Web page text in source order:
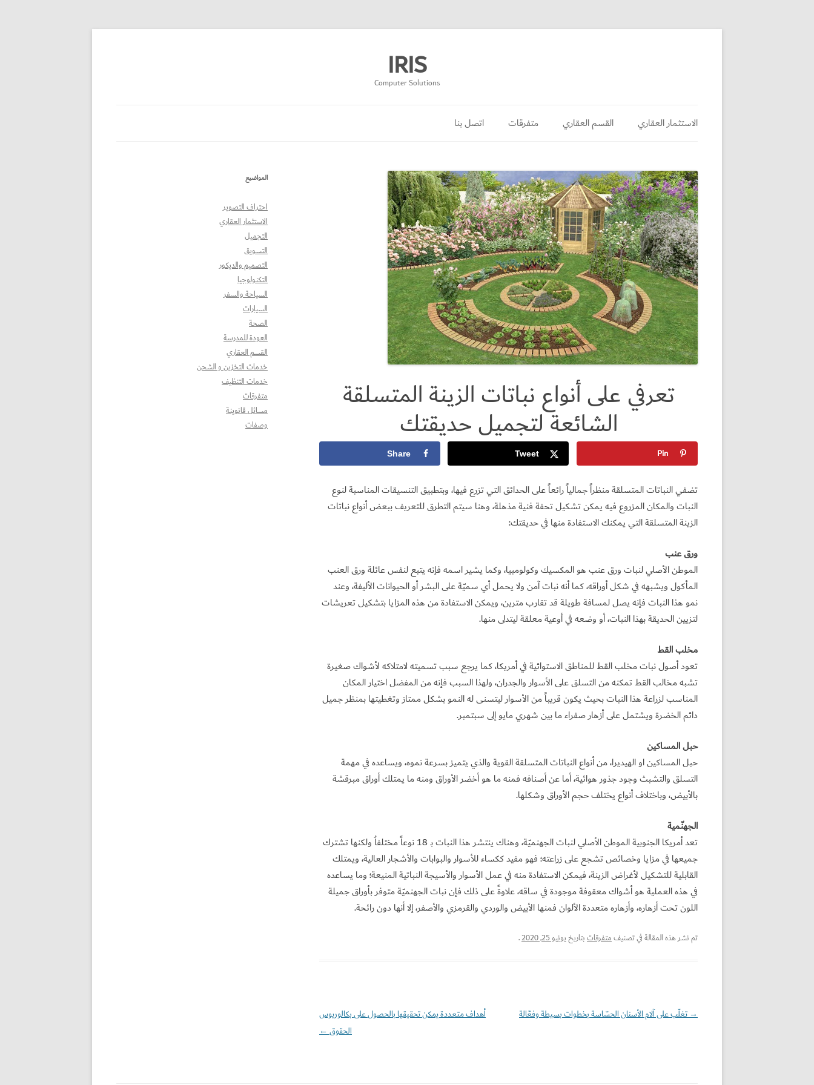
IRIS
Computer Solutions
الاستثمار العقاري القسم العقاري متفرقات اتصل بنا
تعرفي على أنواع نباتات الزينة المتسلقة
الشائعة لتجميل حديقتك
Share Tweet Pin
تضفي النباتات المتسلقة منظراً جمالياً رائعاً على الحدائق التي تزرع فيها، وبتطبيق التنسيقات المناسبة لنوع
النبات والمكان المزروع فيه يمكن تشكيل تحفة فنية مذهلة، وهنا سيتم التطرق للتعريف ببعض أنواع نباتات
الزينة المتسلقة التي يمكنك الاستفادة منها في حديقتك:
ورق عنب
الموطن الأصلي لنبات ورق عنب هو المكسيك وكولومبيا، وكما يشير اسمه فإنه يتبع لنفس عائلة ورق العنب
المأكول ويشبهه في شكل أوراقه، كما أنه نبات آمن ولا يحمل أي سميّة على البشر أو الحيوانات الأليفة، وعند
نمو هذا النبات فإنه يصل لمسافة طويلة قد تقارب مترين، ويمكن الاستفادة من هذه المزايا بتشكيل تعريشات
لتزيين الحديقة بهذا النبات، أو وضعه في أوعية معلقة ليتدلى منها.
مخلب القط
تعود أصول نبات مخلب القط للمناطق الاستوائية في أمريكا، كما يرجع سبب تسميته لامتلاكه لأشواك صغيرة
تشبه مخالب القط تمكنه من التسلق على الأسوار والجدران، ولهذا السبب فإنه من المفضل اختيار المكان
المناسب لزراعة هذا النبات بحيث يكون قريباً من الأسوار ليتسنى له النمو بشكل ممتاز وتغطيتها بمنظر جميل
دائم الخضرة ويشتمل على أزهار صفراء ما بين شهري مايو إلى سبتمبر.
حبل المساكين
حبل المساكين او الهيديرا، من أنواع النباتات المتسلقة القوية والذي يتميز بسرعة نموه، ويساعده في مهمة
التسلق والتشبث وجود جذور هوائية، أما عن أصنافه فمنه ما هو أخضر الأوراق ومنه ما يمتلك أوراق مبرقشة
بالأبيض، وباختلاف أنواع يختلف حجم الأوراق وشكلها.
الجهنّمية
تعد أمريكا الجنوبية الموطن الأصلي لنبات الجهنميّة، وهناك ينتشر هذا النبات بـ 18 نوعاً مختلفاُ ولكنها تشترك
جميعها في مزايا وخصائص تشجع على زراعته؛ فهو مفيد ككساء للأسوار والبوابات والأشجار العالية، ويمتلك
القابلية للتشكيل لأغراض الزينة، فيمكن الاستفادة منه في عمل الأسوار والأسيجة النباتية المنيعة؛ وما يساعده
في هذه العملية هو أشواك معقوفة موجودة في ساقه، علاوةً على ذلك فإن نبات الجهنميّة متوفر بأوراق جميلة
اللون تحت أزهاره، وأزهاره متعددة الألوان فمنها الأبيض والوردي والقرمزي والأصفر، إلا أنها دون رائحة.
تم نشر هذه المقالة في تصنيفمتفرقاتبتاريخيونيو 25, 2020 .
تصفّح
→تغلّب على آلام الأسنان الحسّاسة بخطوات بسيطة وفعّالة
أهداف متعددة يمكن تحقيقها بالحصول على بكالوريوس
الحقوق←
المواضيع
احتراف التصوير
الاستثمار العقاري
التجميل
التسويق
التصميم والديكور
التكنولوجيا
السياحة والسفر
السيارات
الصحة
العودة للمدرسة
القسم العقاري
خدمات التخزين و الشحن
خدمات التنظيف
متفرقات
مسائل قانوينة
وصفات